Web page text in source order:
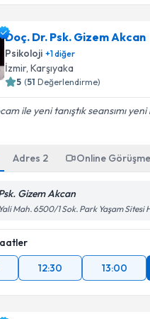
Doç. Dr. Psk. Gizem Akcan
Psikoloji +1diğer
İzmir, Karşıyaka
5 (51 Değerlendirme)
ile yeni tanıştık seansımı
Adres 2 Online Görüşme
Gizem Akcan
Mah. 6500/1 Sok. Park Yaşam Sitesi
12:30 13:00